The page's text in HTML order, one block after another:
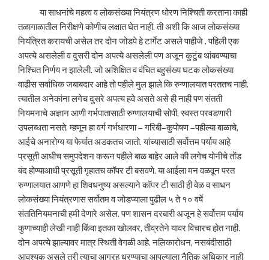
या साधनांचे महत्व व लोकसंख्या नियंत्रण धोरण निश्चिती करताना काही
तळागाळातील निरीक्षणे कोणीच लक्षात घेत नाही. ती अशी कि आज लोकसंख्या
नियंत्रित करायची असेल तर दोन जोडपे हे टार्गेट असले पाहीजे . पहिली एक
अपत्ये असलेली व दुसरी दोन अपत्ये असलेली पण अजून कुटुंब थांबवण्याचा
निश्चित निर्णय न झालेली. जो अशिक्षित व वंचित बहुसंख्य घटक लोकसंख्या
वाढीस सर्वाधिक जबाबदार आहे तो पहीले मुल झाले कि रुग्णालयात परततच नाही.
त्यातील अनेकांना लगेच दुसरे अपत्य हवे असते असे ही नाही पण संतती
नियमनाचे अज्ञान आणी गर्भपातासाठी रुग्णालयाची सोपी, स्वस्त परवडणारी
उपलब्धता नसते. म्हणून हा वर्ग गर्भधारणा – गरिबी–कुपोषण –पहील्या बाळाचे,
आईचे अनारोग्य या फेर्यात अडकतच जातो. यांच्यासाठी सर्वोत्तम पर्याय आहे
प्रसूती आधीच समुपदेशन करून पहीले बाळ बाहेर आले की लगेच योनीचे तोंड
बंद होण्याआधी प्रसूती गृहातच कॉपर टी बसवणे. या आईला मन वळवून परत
रुग्णालयात आणणे हा शिवधनुष्य असल्याने कॉपर टी साठी ही वेळ व साधन
लोकसंख्या नियंत्रणास सर्वोतम व जोडप्याला पुढील ५ ते १० वर्षे
संततिनियमनाची हमी देणारे असेल. पण शासन दरबारी अजून हे सर्वोत्तम पर्याय
कुणाच्याही लेखी नाही किंवा इतका खोलवर, तीव्रतेने यावर विचारच होत नाही.
दोन अपत्ये झाल्यावर मात्र स्थिती वेगळी आहे. नलिकारोधन, नसबंदीसाठी
आवश्यक असले तरी त्याचा आग्रह धरण्याचा आपल्याला नैतिक अधिकार नाही